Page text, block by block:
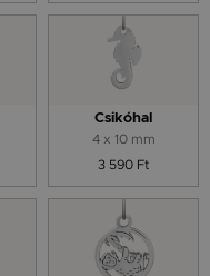
Csikóhal
4 x 10 mm
3 590 Ft